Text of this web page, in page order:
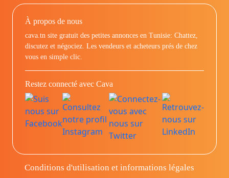
À propos de nous
cava.tn site gratuit des petites annonces en Tunisie: Chattez,
discutez et négociez. Les vendeurs et acheteurs prés de chez
vous en simple clic.
Restez connecté avec Cava
Conditions d'utilisation et informations légales